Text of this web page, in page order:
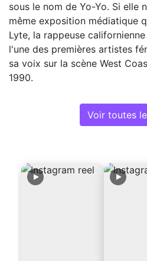
sous le nom de Yo-Yo. Si elle
même exposition médiatique
Lyte, la rappeuse
l'une des premières artistes
sa voix sur la scène West
1990.
Voir toutes